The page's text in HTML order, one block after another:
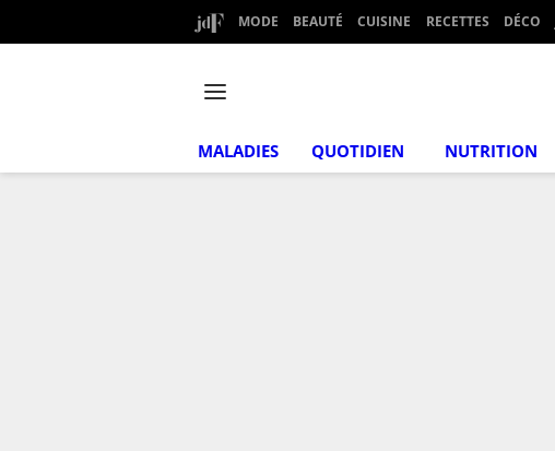
MODE BEAUTÉ CUISINE RECETTES DÉCO
MALADIES QUOTIDIEN NUTRITION